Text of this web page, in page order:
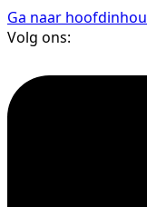
Ga naar
Volg ons: